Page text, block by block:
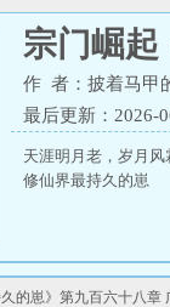
宗门崛起
作 者：披着马甲
最后更新：2026-
天涯明月老，岁月
修仙界最持久的崽
的崽》第九百六十八章